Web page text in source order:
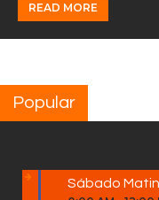
READ MORE
Popular
Sábado